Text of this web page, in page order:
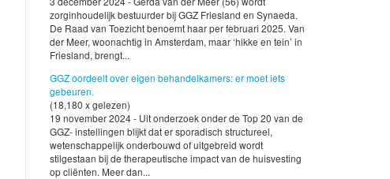
zorginhoudelijk bestuurder bij GGZ Friesland en Synaeda.
De Raad van Toezicht benoemt haar per februari 2025. Van
der Meer, woonachtig in Amsterdam, maar ‘hikke en tein’ in
Friesland, brengt...
GGZ oordeelt over eigen behandelkamers: er moet iets
gebeuren.
(18,180 x gelezen)
19 november 2024 - Uit onderzoek onder de Top 20 van de
GGZ- instellingen blijkt dat er sporadisch structureel,
wetenschappelijk onderbouwd of uitgebreid wordt
stilgestaan bij de therapeutische impact van de huisvesting
op cliënten. Meer dan...